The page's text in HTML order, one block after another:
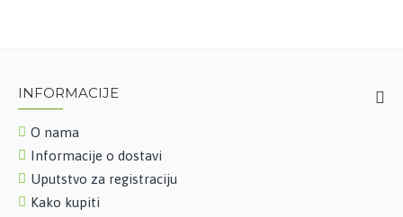
INFORMACIJE
O nama
Informacije o dostavi
Uputstvo za registraciju
Kako kupiti